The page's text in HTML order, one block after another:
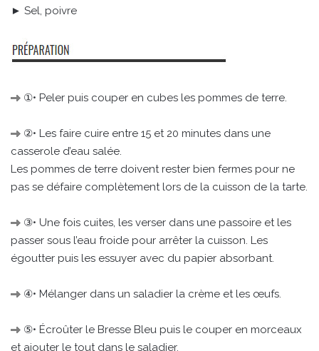
► Sel, poivre
①• Peler puis couper en cubes les pommes de terre.
②• Les faire cuire entre 15 et 20 minutes dans une
casserole d’eau salée.
Les pommes de terre doivent rester bien fermes pour ne
pas se défaire complètement lors de la cuisson de la tarte.
③• Une fois cuites, les verser dans une passoire et les
passer sous l’eau froide pour arrêter la cuisson. Les
égoutter puis les essuyer avec du papier absorbant.
④• Mélanger dans un saladier la crème et les œufs.
⑤• Écroûter le Bresse Bleu puis le couper en morceaux
et ajouter le tout dans le saladier.